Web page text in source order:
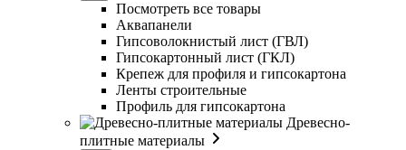
Посмотреть все товары
Аквапанели
Гипсоволокнистый лист (ГВЛ)
Гипсокартонный лист (ГКЛ)
Крепеж для профиля и гипсокартона
Ленты строительные
Профиль для гипсокартона
Древесно-
плитные материалы